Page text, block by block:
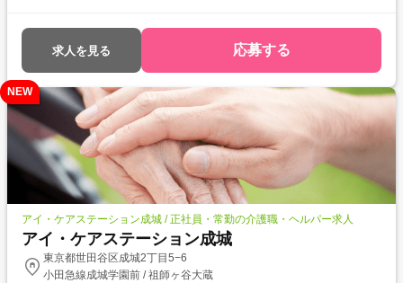
求人を見る 応募する
NEW
アイ・ケアステーション成城 / 正社員・常勤の介護職・ヘルパー求人
アイ・ケアステーション成城
東京都世田谷区成城2丁目5−6
小田急線成城学園前 / 祖師ヶ谷大蔵